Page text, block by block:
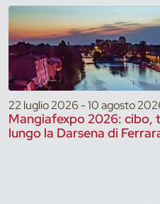
22 luglio 2026 - 10 agosto
Mangiafexpo 2026:
lungo la Darsena di